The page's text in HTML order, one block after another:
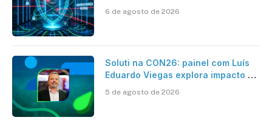
6 de agosto de 2026
Soluti na CON26: painel com Luís
Eduardo Viegas explora impacto de
Contabilidade
5 de agosto de 2026